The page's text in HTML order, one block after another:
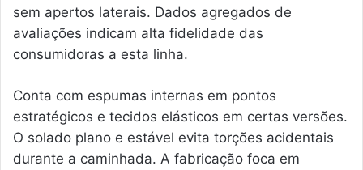
sem apertos laterais. Dados agregados de
avaliações indicam alta fidelidade das
consumidoras a esta linha.
Conta com espumas internas em pontos
estratégicos e tecidos elásticos em certas versões.
O solado plano e estável evita torções acidentais
durante a caminhada. A fabricação foca em